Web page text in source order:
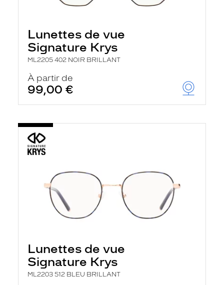
Lunettes de vue
Signature Krys
ML2205 402 NOIR BRILLANT
À partir de
99,00 €
Lunettes de vue
Signature Krys
ML2203 512 BLEU BRILLANT